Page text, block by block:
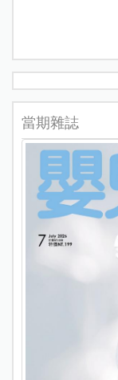
當期雜誌